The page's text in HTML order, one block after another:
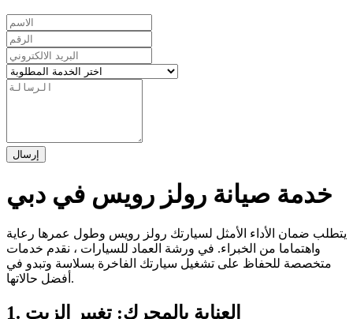
إرسال
يتطلب ضمان الأداء الأمثل لسيارتك رولز رويس وطول عمرها رعاية
واهتماما من الخبراء. في ورشة العماد للسيارات ، نقدم خدمات
متخصصة للحفاظ على تشغيل سيارتك الفاخرة بسلاسة وتبدو في
أفضل حالاتها.